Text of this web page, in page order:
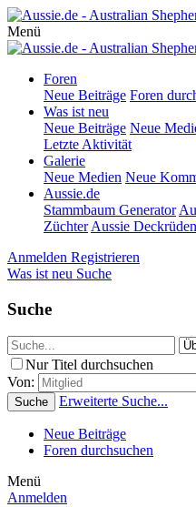
Menü
Foren
Neue Beiträge Foren
Was ist neu
Neue Beiträge Neue
Letzte Aktivität
Galerie
Neue Medien Neue
Aussie.de
Stammbaum Generator
Züchter Aussie Deckrüden
Anmelden Registrieren
Was ist neu Suche
Suche
Nur Titel durchsuchen
Von:
Suche Erweiterte Suche...
Neue Beiträge
Foren durchsuchen
Menü
Anmelden